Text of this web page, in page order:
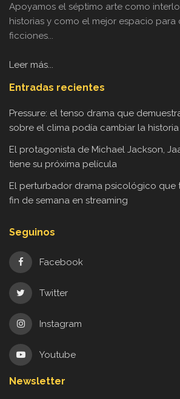
Apoyamos el séptimo arte como
historias y como el mejor espacio
ficciones...
Leer más...
Entradas recientes
Pressure: el tenso drama que
sobre el clima podía cambiar la historia
El protagonista de Michael Jackson,
tiene su próxima película
El perturbador drama psicológico que
fin de semana en streaming
Seguinos
Facebook
Twitter
Instagram
Youtube
Newsletter